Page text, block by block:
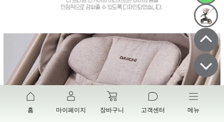
홈 마이페이지 장바구니 고객센터 메뉴